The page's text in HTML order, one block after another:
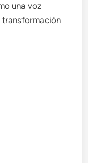
una voz
transformación